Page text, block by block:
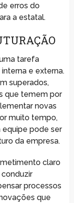
erros do
a estatal.
tarefa
e externa.
superados,
que temem por
novas
muito tempo,
equipe pode ser
da empresa.
claro
processos
que